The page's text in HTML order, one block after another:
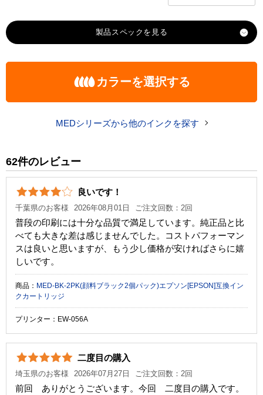
製品スペック
エプソン
税込価格
純正参考価格
カラー イエロー マゼンタ シアン
顔料・染料 染料 顔料
ICチップ あり
製品タイプ 互換インク
カラーを選択する
MEDシリーズから他のインクを探す
62件のレビュー
良いです！
千葉県のお客様 2026年08月01日 ご注文回数：2回
普段の印刷には十分な品質で満足しています。純正品と比
べても大きな差は感じませんでした。コストパフォーマン
スは良いと思いますが、もう少し価格が安ければさらに嬉
しいです。
商品： MED-BK-2PK(顔料ブラック2個パック)エプソン[EPSON]互換イン
クカートリッジ
プリンター：EW-056A
二度目の購入
埼玉県のお客様 2026年07月27日 ご注文回数：2回
前回 ありがとうございます。今回 二度目の購入です。